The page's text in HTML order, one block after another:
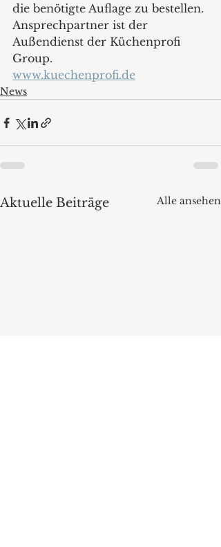
die benötigte Auflage zu bestellen.
Ansprechpartner ist der
Außendienst der Küchenprofi
Group.
www.kuechenprofi.de
News
Aktuelle Beiträge Alle ansehen